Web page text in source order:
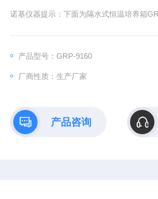
诺基仪器提示：下面为隔水式恒温培养箱
产品型号：GRP-9160
厂商性质：生产厂家
产品咨询